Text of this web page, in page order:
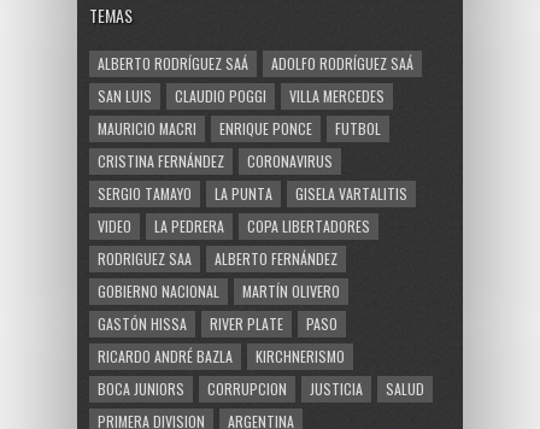
TEMAS
ALBERTO RODRÍGUEZ SAÁ
ADOLFO RODRÍGUEZ SAÁ
SAN LUIS
CLAUDIO POGGI
VILLA MERCEDES
MAURICIO MACRI
ENRIQUE PONCE
FUTBOL
CRISTINA FERNÁNDEZ
CORONAVIRUS
SERGIO TAMAYO
LA PUNTA
GISELA VARTALITIS
VIDEO
LA PEDRERA
COPA LIBERTADORES
RODRIGUEZ SAA
ALBERTO FERNÁNDEZ
GOBIERNO NACIONAL
MARTÍN OLIVERO
GASTÓN HISSA
RIVER PLATE
PASO
RICARDO ANDRÉ BAZLA
KIRCHNERISMO
BOCA JUNIORS
CORRUPCION JUSTICIA
SALUD
PRIMERA DIVISION
ARGENTINA